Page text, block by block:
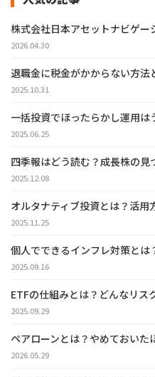
株式会社日本アセットナビゲー
2026.04.30
退職金に税金がかからない方
2025.10.31
一括投資でほったらかし運用
2025.06.25
四季報はどう読む？成長株の見
2025.12.08
オルタナティブ投資とは？活用
2025.11.25
個人でできるインフレ対策と
2025.09.16
ETFの仕組みとは？どんなリス
2025.09.29
ペアローンとは？やめておいた
2026.05.29